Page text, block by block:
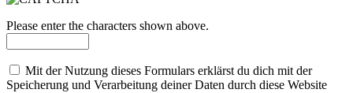
Please enter the characters shown above.
Mit der Nutzung dieses Formulars erklärst du dich mit der
Speicherung und Verarbeitung deiner Daten durch diese Website